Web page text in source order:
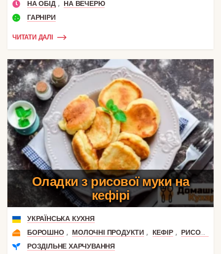
НА ОБІД ,
НА ВЕЧЕРЮ
ГАРНІРИ
ЧИТАТИ ДАЛІ
Оладки з рисової муки на
кефірі
УКРАЇНСЬКА КУХНЯ
БОРОШНО , МОЛОЧНІ ПРОДУКТИ , КЕФІР ,
РИСОВЕ БОРОШНО
РОЗДІЛЬНЕ ХАРЧУВАННЯ